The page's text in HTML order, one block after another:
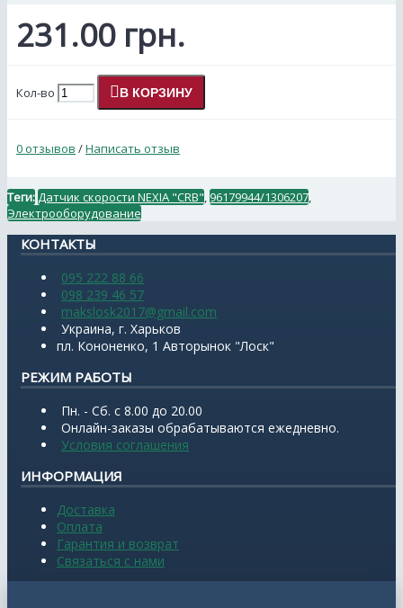
231.00 грн.
Кол-во В КОРЗИНУ
0 отзывов /Написать отзыв
Теги: Датчик скорости NEXIA "CRB" 96179944/1306207
Электрооборудование
КОНТАКТЫ
095 222 88 66
098 239 46 57
makslosk2017@gmail.com
Украина, г. Харьков
пл. Кононенко, 1 Авторынок "Лоск"
РЕЖИМ РАБОТЫ
Пн. - Сб. с 8.00 до 20.00
Онлайн-заказы обрабатываются ежедневно.
Условия соглашения
ИНФОРМАЦИЯ
Доставка
Оплата
Гарантия и возврат
Связаться с нами